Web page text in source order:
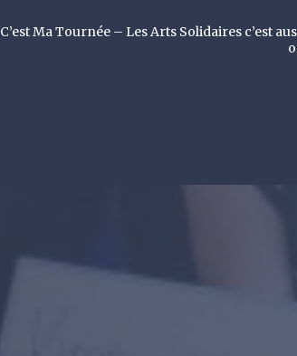
C’est Ma Tournée – Les Arts Solidaires c’est